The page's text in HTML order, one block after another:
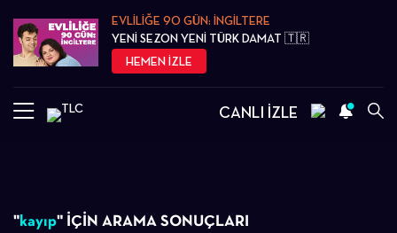
EVLİLİĞE 90 GÜN: İNGİLTERE
YENİ SEZON YENİ TÜRK DAMAT 🇹🇷
HEMEN İZLE
CANLI İZLE
"kayıp" İÇİN ARAMA SONUÇLARI